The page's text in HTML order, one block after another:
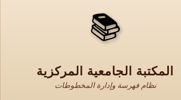
📚
المكتبة الجامعية المركزية
نظام فهرسة وإدارة المخطوطات